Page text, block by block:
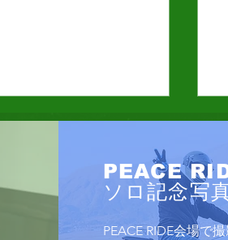
PEACE
ソロ記念写
PEACE RIDE会場で